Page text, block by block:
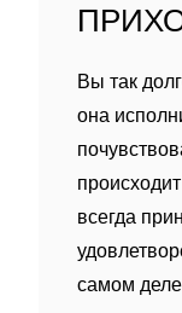
Вы так
она
всегда
самом деле